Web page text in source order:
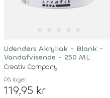
Udendørs Akryllak - Blank -
Vandafvisende - 250 ML
Creativ Company
På lager
119,95 kr